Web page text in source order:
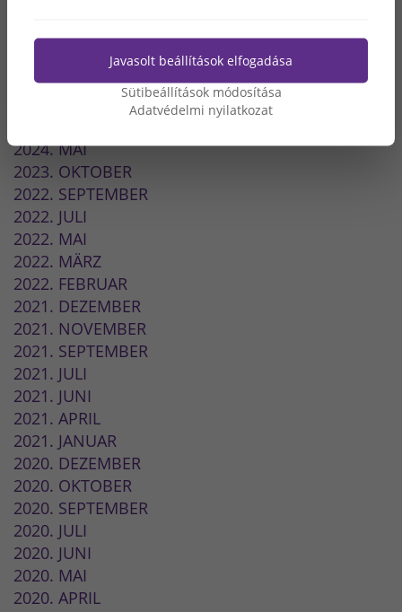
2026. MÄRZ
2026. FEBRUAR
2026. JANUAR
2025. DEZEMBER
2024. MAI
2023. OKTOBER
2022. SEPTEMBER
2022. JULI
2022. MAI
2022. MÄRZ
2022. FEBRUAR
2021. DEZEMBER
2021. NOVEMBER
2021. SEPTEMBER
2021. JULI
2021. JUNI
2021. APRIL
2021. JANUAR
2020. DEZEMBER
2020. OKTOBER
2020. SEPTEMBER
2020. JULI
2020. JUNI
2020. MAI
2020. APRIL
Javasolt beállítások elfogadása
Sütibeállítások módosítása
Adatvédelmi nyilatkozat